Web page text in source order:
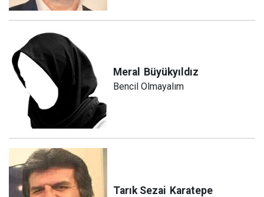
Meral Büyükyıldız
Bencil Olmayalım
Tarık Sezai Karatepe